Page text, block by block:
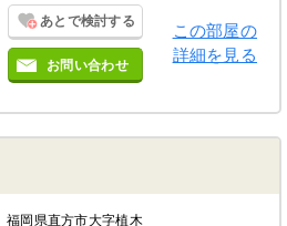
あとで検討する
お問い合わせ
この部屋の
詳細を見る
福岡県直方市大字植木